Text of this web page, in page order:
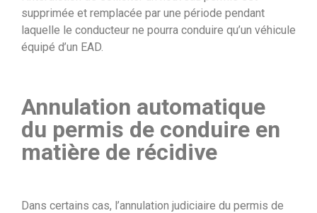
supprimée et remplacée par une période pendant
laquelle le conducteur ne pourra conduire qu’un véhicule
équipé d’un EAD.
Annulation automatique
du permis de conduire en
matière de récidive
Dans certains cas, l’annulation judiciaire du permis de